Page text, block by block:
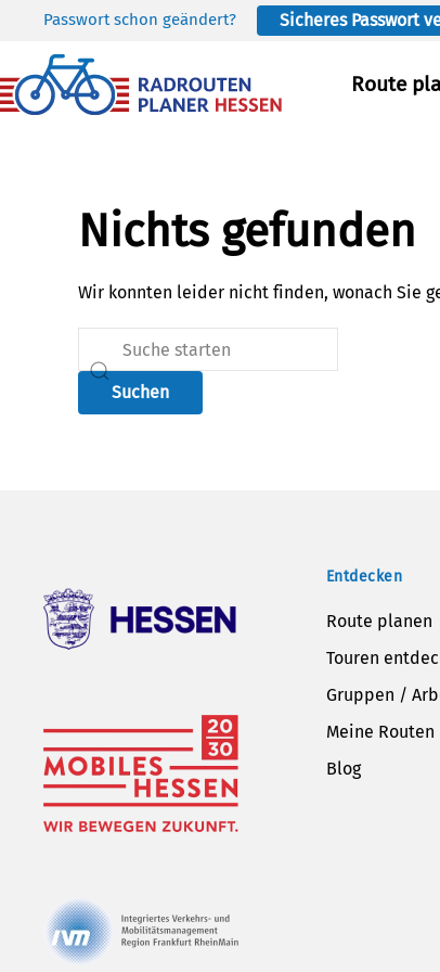
Skip to main content
Passwort schon geändert? Sicheres Passwort
Route
Nichts gefunden
Wir konnten leider nicht finden, wonach Sie
Suchen
Entdecken
Route planen
Touren
Gruppen /
Meine Routen
Blog